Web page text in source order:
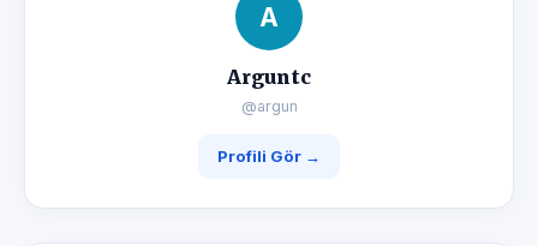
A
Arguntc
@argun
Profili Gör →